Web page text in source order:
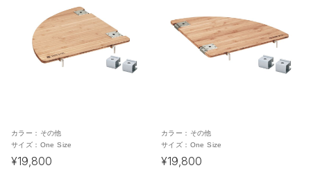
カラー： その他
サイズ： One Size
¥19,800
カラー： その他
サイズ： One Size
¥19,800